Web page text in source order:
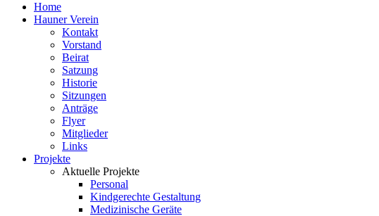
Home
Hauner Verein
Kontakt
Vorstand
Beirat
Satzung
Historie
Sitzungen
Anträge
Flyer
Mitglieder
Links
Projekte
Aktuelle Projekte
Personal
Kindgerechte Gestaltung
Medizinische Geräte